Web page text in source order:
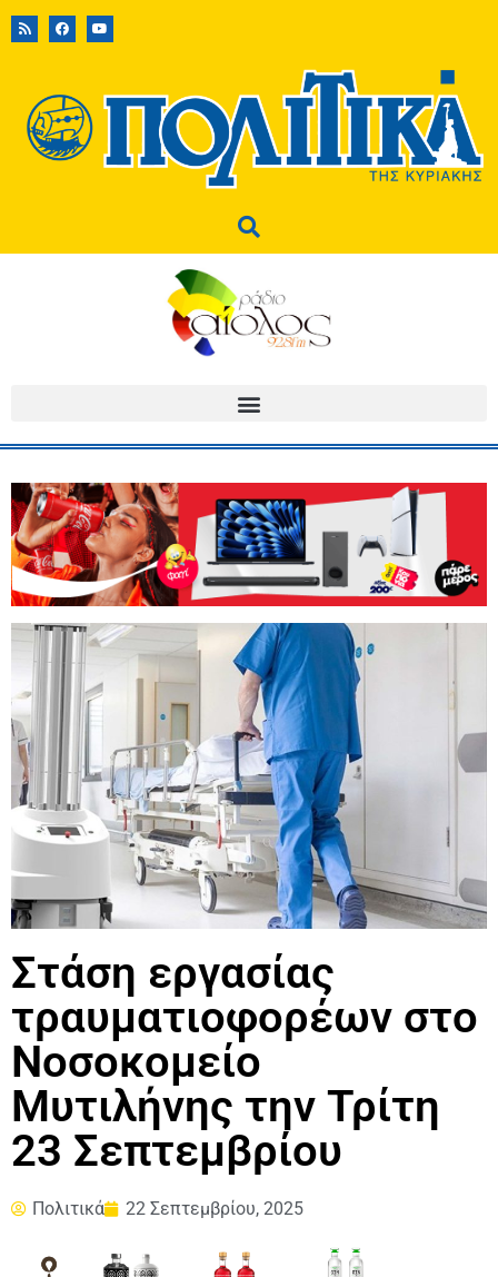
Στάση εργασίας
τραυματιοφορέων στο
Νοσοκομείο
Μυτιλήνης την Τρίτη
23 Σεπτεμβρίου
Πολιτικά 22 Σεπτεμβρίου, 2025